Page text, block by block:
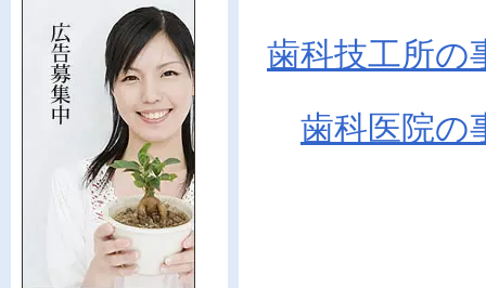
歯科技工所の
歯科医院の